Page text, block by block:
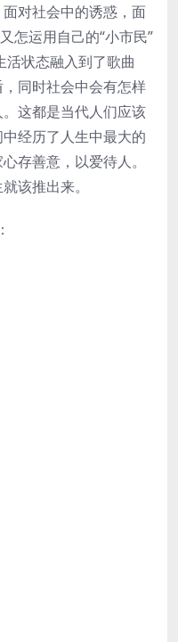
对社会中的诱惑，面
怎运用自己的“小市民”
活状态融入到了歌曲
同时社会中会有怎样
这都是当代人们应该
经历了人生中最大的
存善意，以爱待人。
该推出来。